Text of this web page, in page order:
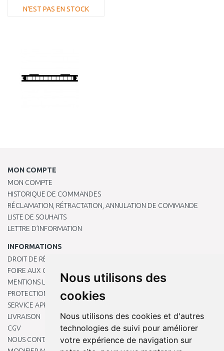
Nous utilisons des
cookies
Nous utilisons des cookies et d'autres
technologies de suivi pour améliorer
votre expérience de navigation sur
N'EST PAS EN STOCK
MON COMPTE
MON COMPTE
HISTORIQUE DE COMMANDES
RÉCLAMATION, RÉTRACTATION, ANNULATION DE COMMANDE
LISTE DE SOUHAITS
LETTRE D’INFORMATION
INFORMATIONS
DROIT DE RÉTRACTATION
FOIRE AUX QUESTIONS
MENTIONS LÉGALES
PROTECTION DES DONNÉES PERSONNELLES
SERVICE APRÈS-VENTE
LIVRAISON
CGV
NOUS CONTACTER